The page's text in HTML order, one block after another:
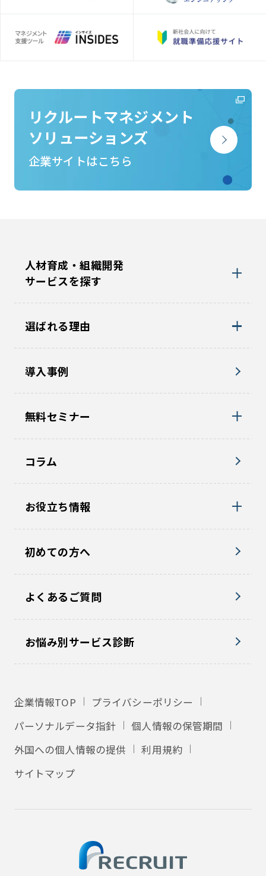
リクルートマネジメント
ソリューションズ
企業サイトはこちら
人材育成・組織開発
サービスを探す
選ばれる理由
導入事例
無料セミナー
コラム
お役立ち情報
初めての方へ
よくあるご質問
お悩み別サービス診断
企業情報TOP
プライバシーポリシー
パーソナルデータ指針
個人情報の保管期間
外国への個人情報の提供
利用規約
サイトマップ